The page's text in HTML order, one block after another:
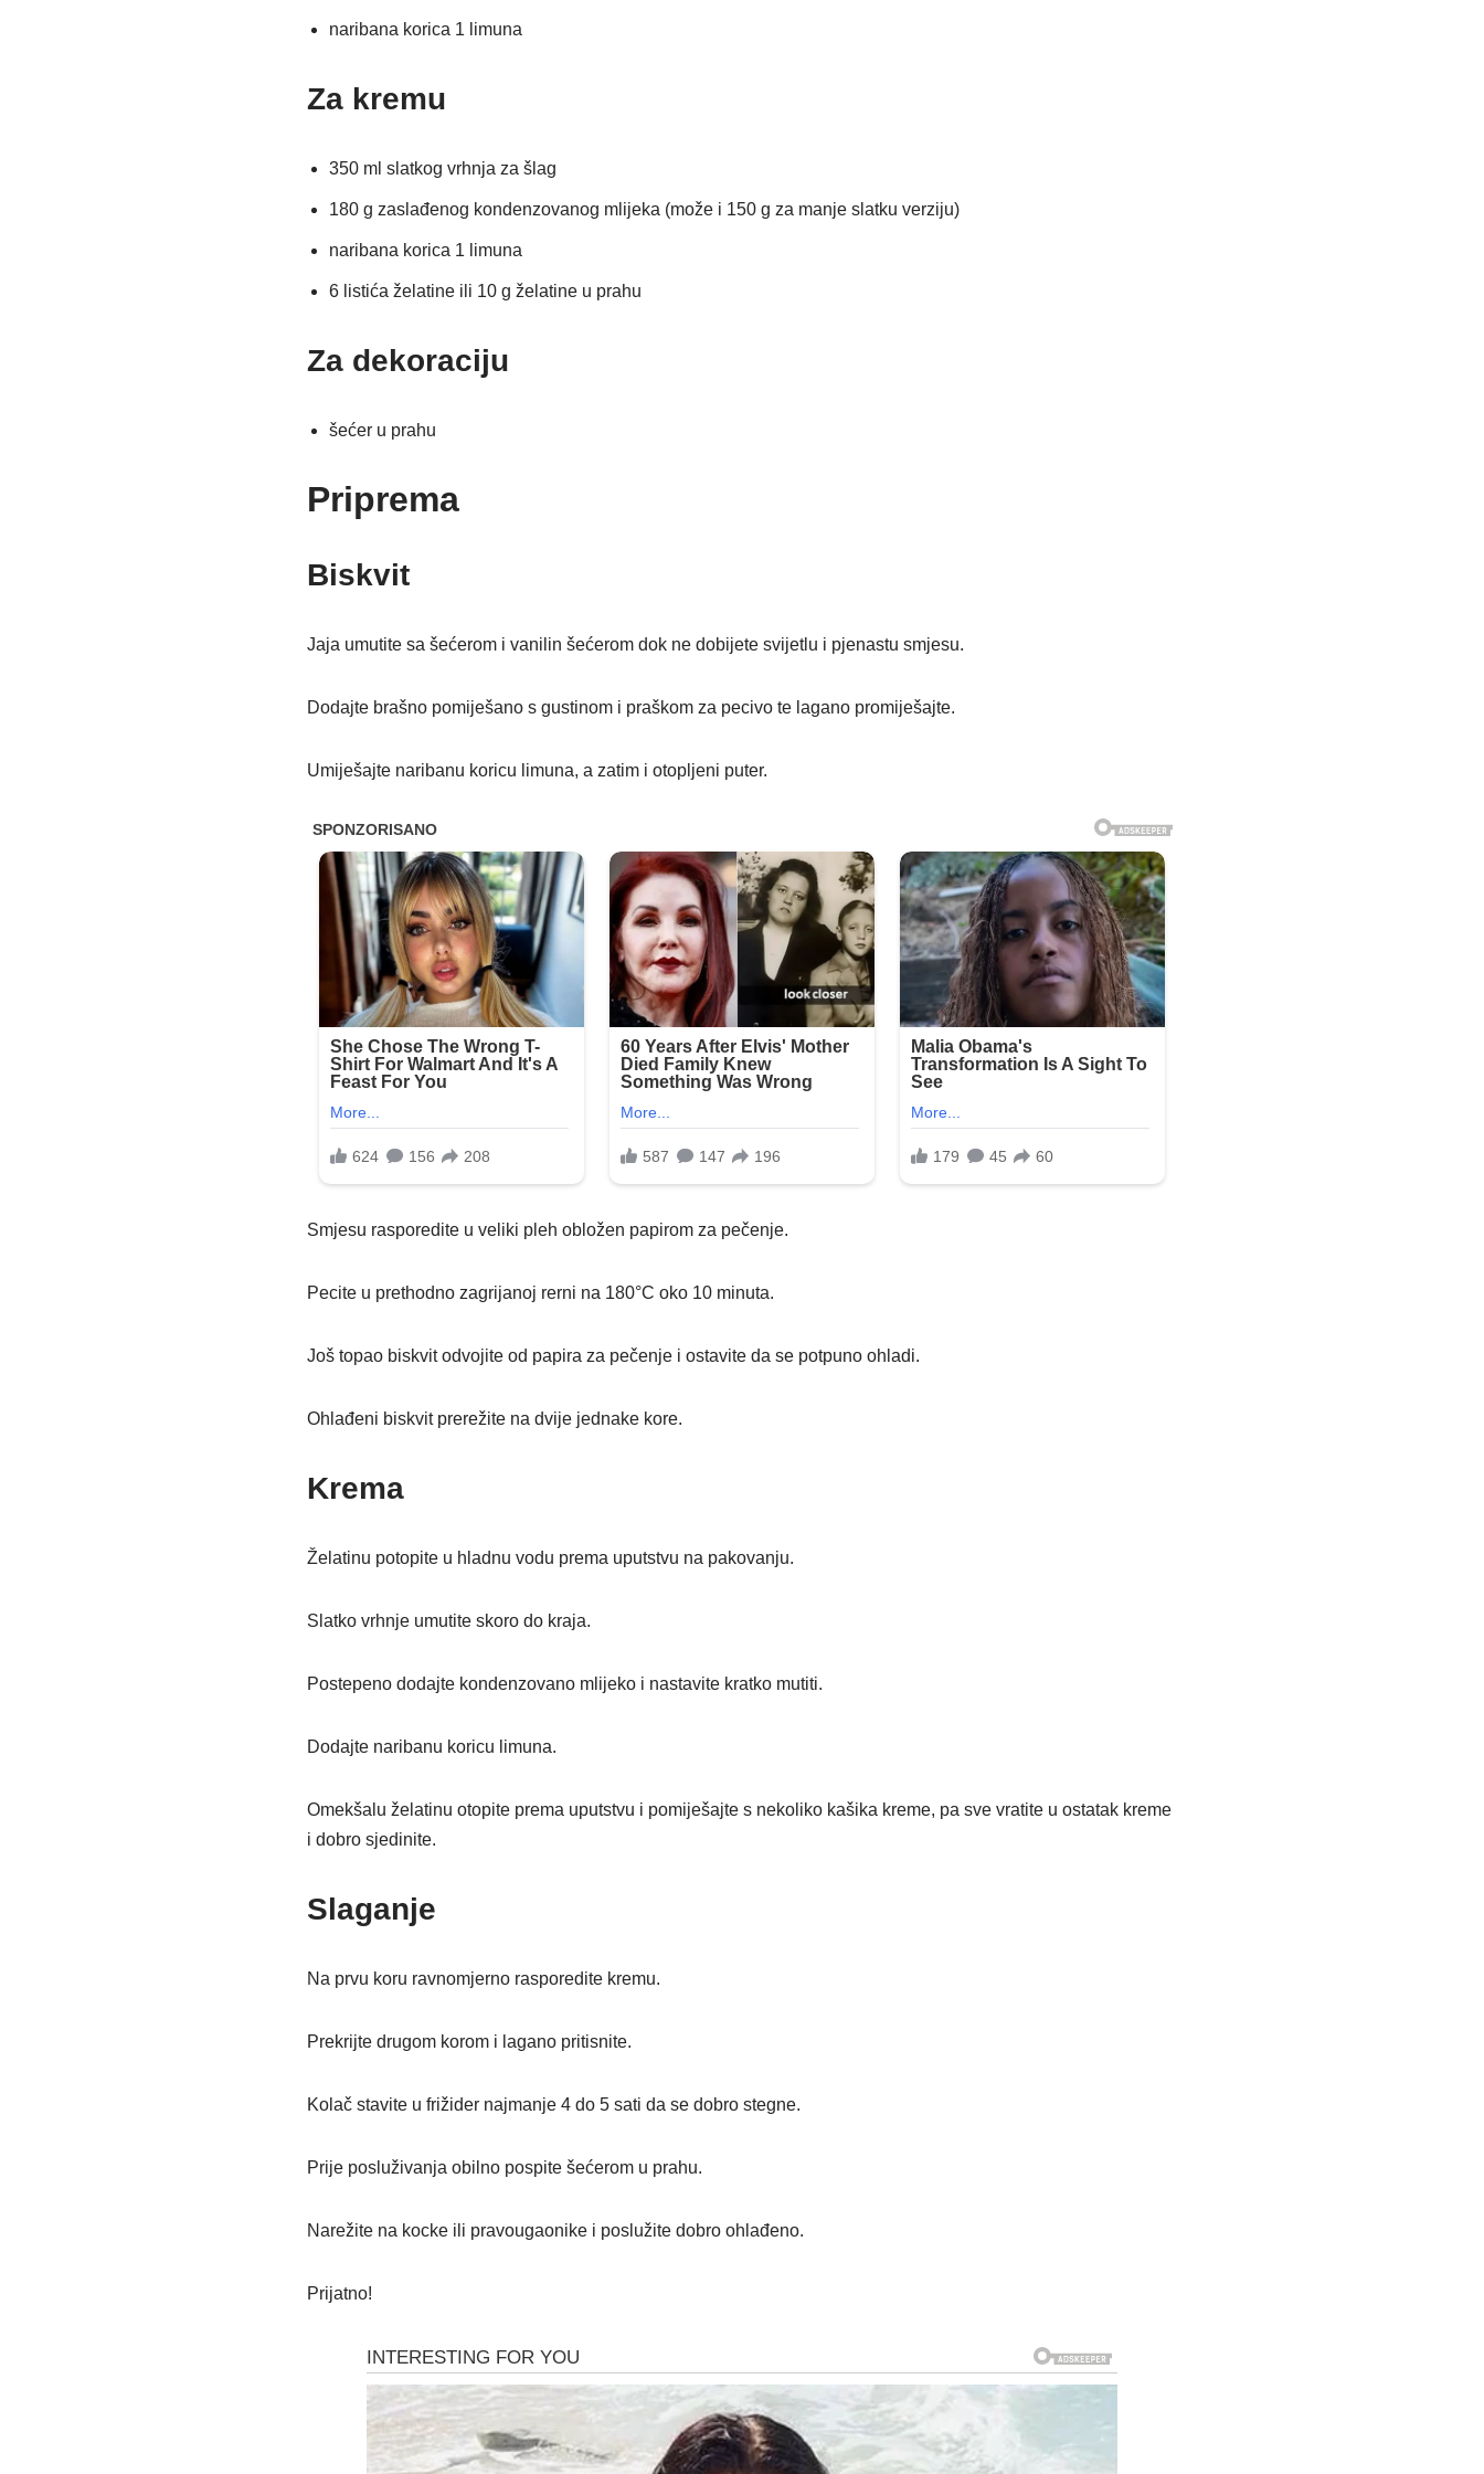
naribana korica 1 limuna
Za kremu
350 ml slatkog vrhnja za šlag
180 g zaslađenog kondenzovanog mlijeka (može i 150 g za manje slatku verziju)
naribana korica 1 limuna
6 listića želatine ili 10 g želatine u prahu
Za dekoraciju
šećer u prahu
Priprema
Biskvit
Jaja umutite sa šećerom i vanilin šećerom dok ne dobijete svijetlu i pjenastu smjesu.
Dodajte brašno pomiješano s gustinom i praškom za pecivo te lagano promiješajte.
Umiješajte naribanu koricu limuna, a zatim i otopljeni puter.
Smjesu rasporedite u veliki pleh obložen papirom za pečenje.
Pecite u prethodno zagrijanoj rerni na 180°C oko 10 minuta.
Još topao biskvit odvojite od papira za pečenje i ostavite da se potpuno ohladi.
Ohlađeni biskvit prerežite na dvije jednake kore.
Krema
Želatinu potopite u hladnu vodu prema uputstvu na pakovanju.
Slatko vrhnje umutite skoro do kraja.
Postepeno dodajte kondenzovano mlijeko i nastavite kratko mutiti.
Dodajte naribanu koricu limuna.
Omekšalu želatinu otopite prema uputstvu i pomiješajte s nekoliko kašika kreme, pa sve vratite u ostatak kreme
i dobro sjedinite.
Slaganje
Na prvu koru ravnomjerno rasporedite kremu.
Prekrijte drugom korom i lagano pritisnite.
Kolač stavite u frižider najmanje 4 do 5 sati da se dobro stegne.
Prije posluživanja obilno pospite šećerom u prahu.
Narežite na kocke ili pravougaonike i poslužite dobro ohlađeno.
Prijatno!